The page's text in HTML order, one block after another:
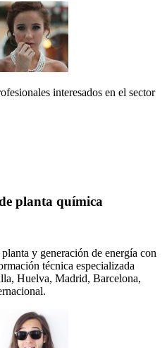
interesados en el sector
planta química
y generación de energía con
técnica especializada
Huelva, Madrid, Barcelona,